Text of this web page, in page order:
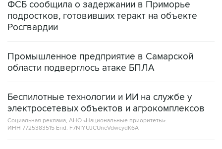
ФСБ сообщила о задержании в Приморье
подростков, готовивших теракт на объекте
Росгвардии
Промышленное предприятие в Самарской
области подверглось атаке БПЛА
Беспилотные технологии и ИИ на службе у
электросетевых объектов и агрокомплексов
Социальная реклама, АНО «Национальные приоритеты».
ИНН 7725383515 Erid: F7NfYUJCUneVdwcydK6A